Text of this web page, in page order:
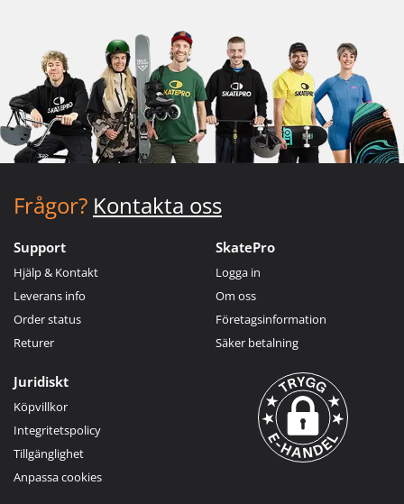
Frågor? Kontakta oss
Support
Hjälp & Kontakt
Leverans info
Order status
Returer
SkatePro
Logga in
Om oss
Företagsinformation
Säker betalning
Juridiskt
Köpvillkor
Integritetspolicy
Tillgänglighet
Anpassa cookies